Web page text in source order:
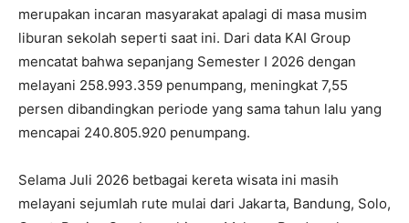
merupakan incaran masyarakat apalagi di masa musim
liburan sekolah seperti saat ini. Dari data KAI Group
mencatat bahwa sepanjang Semester I 2026 dengan
melayani 258.993.359 penumpang, meningkat 7,55
persen dibandingkan periode yang sama tahun lalu yang
mencapai 240.805.920 penumpang.
Selama Juli 2026 betbagai kereta wisata ini masih
melayani sejumlah rute mulai dari Jakarta, Bandung, Solo,